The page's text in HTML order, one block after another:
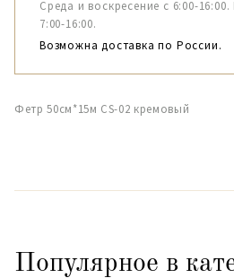
Среда и воскресение с 6:00-
7:00-16:00.
Возможна доставка по России.
Фетр 50см*15м CS-02 кремовый
Популярное в